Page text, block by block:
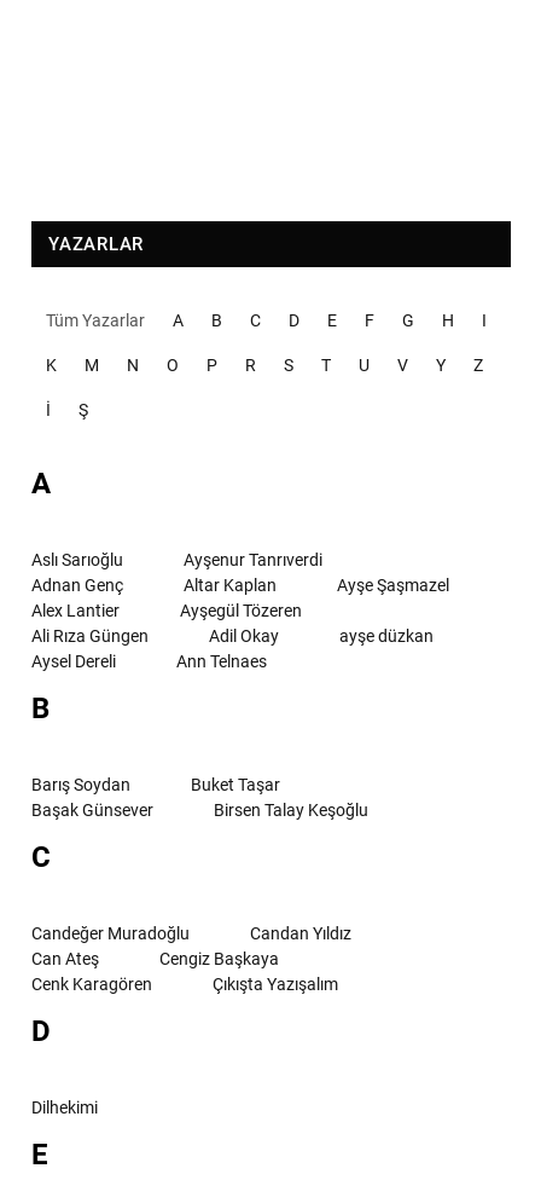
YAZARLAR
Tüm Yazarlar A B C D E F G H I
K M N O P R S T U V Y Z
İ Ş
A
Aslı Sarıoğlu
Ayşenur Tanrıverdi
Adnan Genç
Altar Kaplan
Ayşe Şaşmazel
Alex Lantier
Ayşegül Tözeren
Ali Rıza Güngen
Adil Okay
ayşe düzkan
Aysel Dereli
Ann Telnaes
B
Barış Soydan
Buket Taşar
Başak Günsever
Birsen Talay Keşoğlu
C
Candeğer Muradoğlu
Candan Yıldız
Can Ateş
Cengiz Başkaya
Cenk Karagören
Çıkışta Yazışalım
D
Dilhekimi
E